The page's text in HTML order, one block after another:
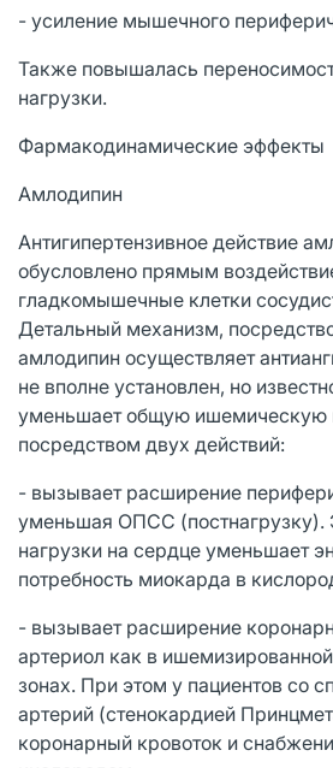
- усиление мышечного
Также повышалась
нагрузки.
Фармакодинамические эффекты
Амлодипин
Антигипертензивное действие
обусловлено прямым
гладкомышечные клетки
Детальный механизм,
амлодипин осуществляет
не вполне установлен, но
уменьшает общую ишемическую
посредством двух действий:
- вызывает расширение
уменьшая ОПСС (постнагрузку).
нагрузки на сердце уменьшает
потребность миокарда в
- вызывает расширение
артериол как в
зонах. При этом у пациентов со
артерий (стенокардией
коронарный кровоток и